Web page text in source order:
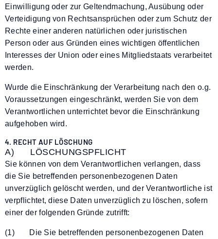
Einwilligung oder zur Geltendmachung, Ausübung oder
Verteidigung von Rechtsansprüchen oder zum Schutz der
Rechte einer anderen natürlichen oder juristischen
Person oder aus Gründen eines wichtigen öffentlichen
Interesses der Union oder eines Mitgliedstaats verarbeitet
werden.
Wurde die Einschränkung der Verarbeitung nach den o.g.
Voraussetzungen eingeschränkt, werden Sie von dem
Verantwortlichen unterrichtet bevor die Einschränkung
aufgehoben wird.
4. RECHT AUF LÖSCHUNG
A) LÖSCHUNGSPFLICHT
Sie können von dem Verantwortlichen verlangen, dass
die Sie betreffenden personenbezogenen Daten
unverzüglich gelöscht werden, und der Verantwortliche ist
verpflichtet, diese Daten unverzüglich zu löschen, sofern
einer der folgenden Gründe zutrifft:
(1) Die Sie betreffenden personenbezogenen Daten